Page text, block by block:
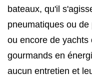
bateaux, qu'il
pneumatiques ou
ou encore de
gourmands en
aucun entretien et